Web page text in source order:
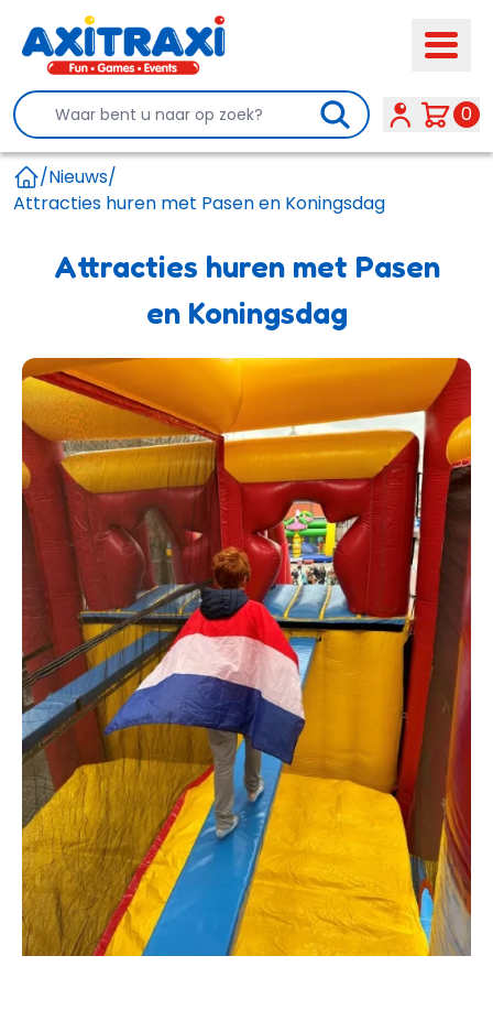
Search 0
Home
/Nieuws/
Attracties huren met Pasen en Koningsdag
Attracties huren met Pasen
en Koningsdag